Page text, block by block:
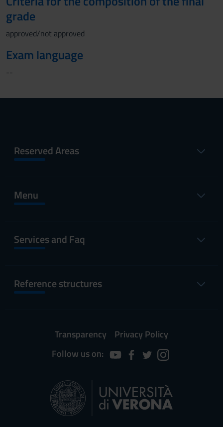
grade
approved/not approved
Exam language
--
Reserved Areas
Menu
Services and Faq
Reference structures
Transparency
Privacy Policy
Follow us on: